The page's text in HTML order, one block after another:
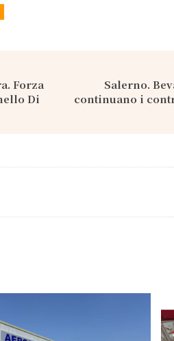
Forza
Di
Salerno.
continuano i